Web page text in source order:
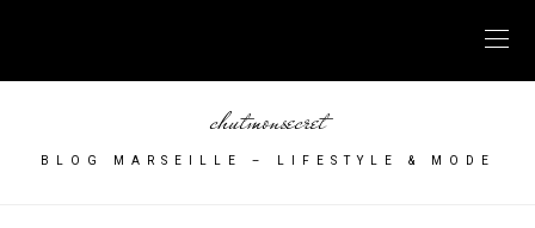
chutmonsecret
BLOG MARSEILLE – LIFESTYLE & MODE